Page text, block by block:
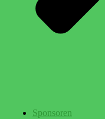
Sponsoren